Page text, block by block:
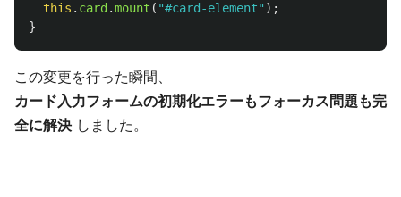
this . card .mount ( "#card-element" );
}
この変更を行った瞬間、
カード入力フォームの初期化エラーもフォーカス問題も完
全に解決 しました。